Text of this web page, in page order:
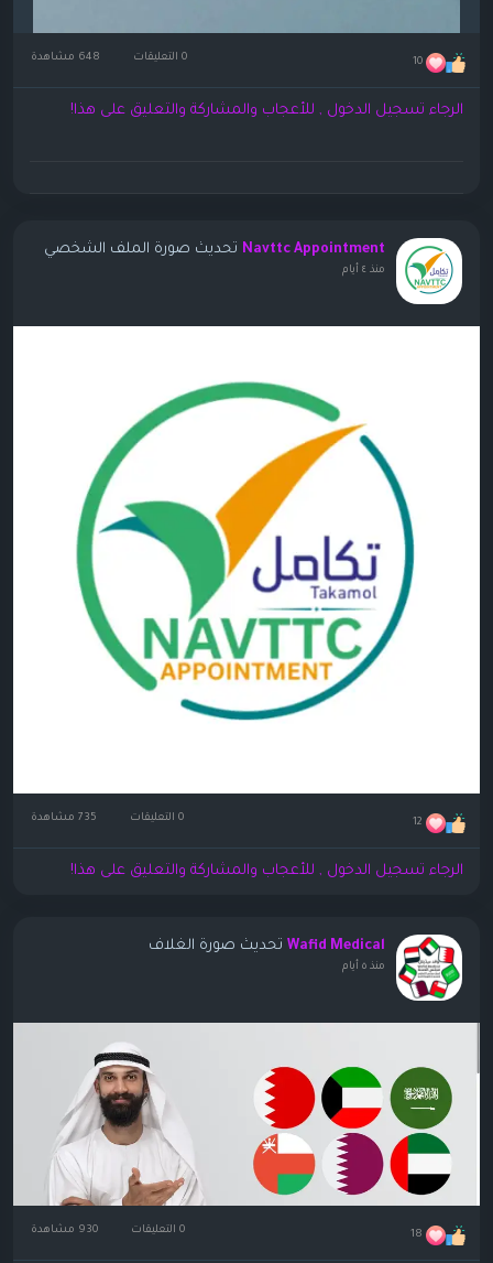
10 0 التعليقات
الرجاء تسجيل الدخول , للأعجاب والمشاركة والتعليق على هذا!
Navttc Appointment تحديث صورة الملف الشخصي
منذ ٤ أيام
12 0 التعليقات
الرجاء تسجيل الدخول , للأعجاب والمشاركة والتعليق على هذا!
Wafid Medical تحديث صورة الغلاف
منذ ٥ أيام
18 0 التعليقات